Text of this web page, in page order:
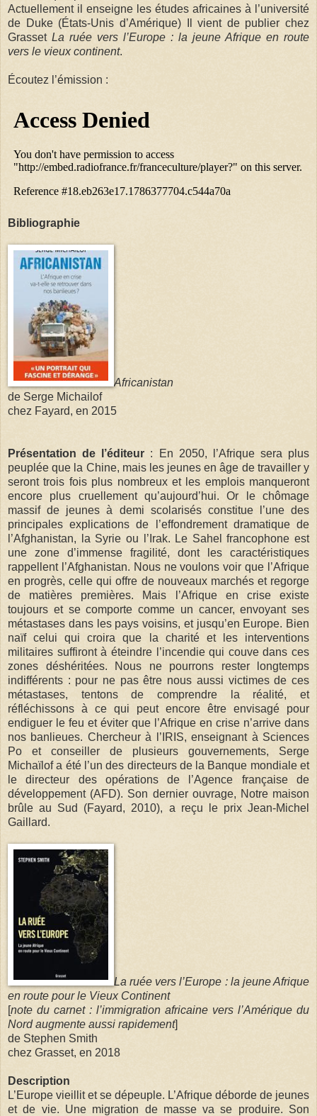
Actuellement il enseigne les études africaines à l’université
de Duke (États-Unis d’Amérique) Il vient de publier chez
Grasset La ruée vers l’Europe : la jeune Afrique en route
vers le vieux continent.
Écoutez l’émission :
Bibliographie
Africanistan
de Serge Michailof
chez Fayard, en 2015
Présentation de l’éditeur : En 2050, l’Afrique sera plus
peuplée que la Chine, mais les jeunes en âge de travailler y
seront trois fois plus nombreux et les emplois manqueront
encore plus cruellement qu’aujourd’hui. Or le chômage
massif de jeunes à demi scolarisés constitue l’une des
principales explications de l’effondrement dramatique de
l’Afghanistan, la Syrie ou l’Irak. Le Sahel francophone est
une zone d’immense fragilité, dont les caractéristiques
rappellent l’Afghanistan. Nous ne voulons voir que l’Afrique
en progrès, celle qui offre de nouveaux marchés et regorge
de matières premières. Mais l’Afrique en crise existe
toujours et se comporte comme un cancer, envoyant ses
métastases dans les pays voisins, et jusqu’en Europe. Bien
naïf celui qui croira que la charité et les interventions
militaires suffiront à éteindre l’incendie qui couve dans ces
zones déshéritées. Nous ne pourrons rester longtemps
indifférents : pour ne pas être nous aussi victimes de ces
métastases, tentons de comprendre la réalité, et
réfléchissons à ce qui peut encore être envisagé pour
endiguer le feu et éviter que l’Afrique en crise n’arrive dans
nos banlieues. Chercheur à l’IRIS, enseignant à Sciences
Po et conseiller de plusieurs gouvernements, Serge
Michaïlof a été l’un des directeurs de la Banque mondiale et
le directeur des opérations de l’Agence française de
développement (AFD). Son dernier ouvrage, Notre maison
brûle au Sud (Fayard, 2010), a reçu le prix Jean-Michel
Gaillard.
La ruée vers l’Europe : la jeune Afrique
en route pour le Vieux Continent
[note du carnet : l’immigration africaine vers l’Amérique du
Nord augmente aussi rapidement]
de Stephen Smith
chez Grasset, en 2018
Description
L’Europe vieillit et se dépeuple. L’Afrique déborde de jeunes
et de vie. Une migration de masse va se produire. Son